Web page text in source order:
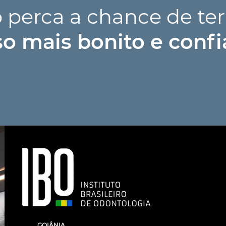
perca a chance de
mais bonito e